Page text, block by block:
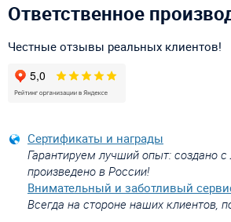
Ответственное
Честные отзывы реальных клиентов!
Сертификаты и награды
Гарантируем лучший опыт: создано
произведено в России!
Внимательный и заботливый
Всегда на стороне наших клиентов,